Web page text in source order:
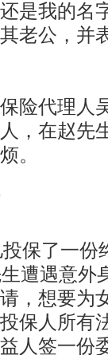
是我的名
老公，并
代理人
，在赵先
。
了一份
遭遇意外
，想要为
保人所有
人签一份